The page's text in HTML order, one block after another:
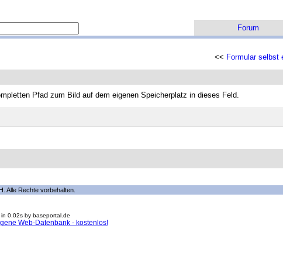
Forum
<< Formular selbst
Pfad zum Bild auf dem eigenen Speicherplatz in dieses Feld.
Alle Rechte vorbehalten.
0.02s by baseportal.de
Web-Datenbank - kostenlos!